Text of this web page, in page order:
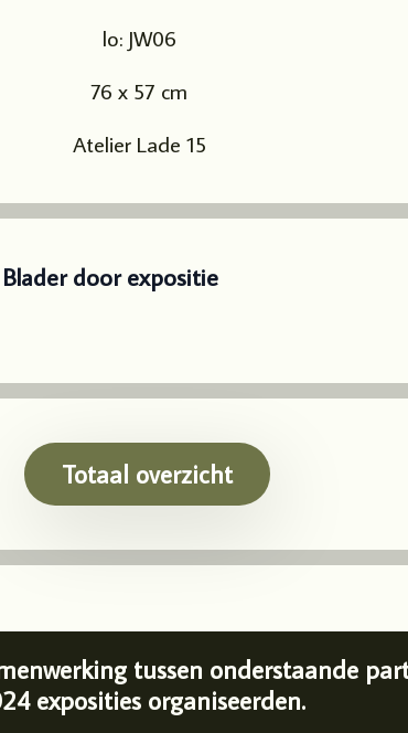
lo: JW06
76 x 57 cm
Atelier Lade 15
Blader door expositie
Totaal overzicht
tussen onderstaande
exposities organiseerden.